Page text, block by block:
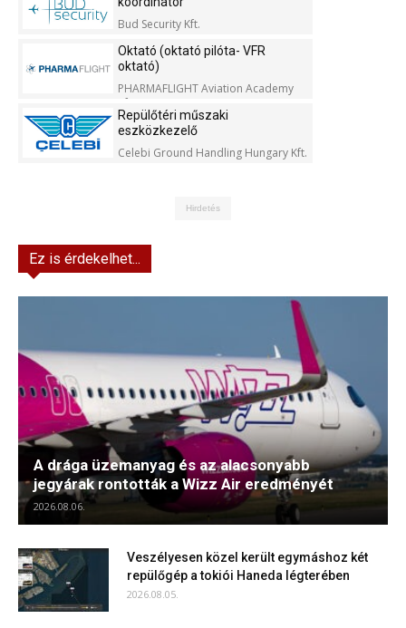
Bud Security Kft.
Oktató (oktató pilóta- VFR
oktató)
PHARMAFLIGHT Aviation Academy
Kft.
Repülőtéri műszaki
eszközkezelő
Celebi Ground Handling Hungary Kft.
Hirdetés
Ez is érdekelhet...
A drága üzemanyag és az alacsonyabb
jegyárak rontották a Wizz Air eredményét
2026.08.06.
Veszélyesen közel került egymáshoz két
repülőgép a tokiói Haneda légterében
2026.08.05.